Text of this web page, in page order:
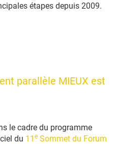
étapes depuis 2009.
parallèle MIEUX est
le cadre du programme
du 11 e Sommet du Forum